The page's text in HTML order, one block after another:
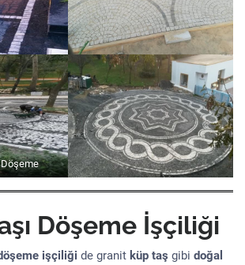
Döşeme İşçiliği
işçiliği de granit küp taş gibi doğal